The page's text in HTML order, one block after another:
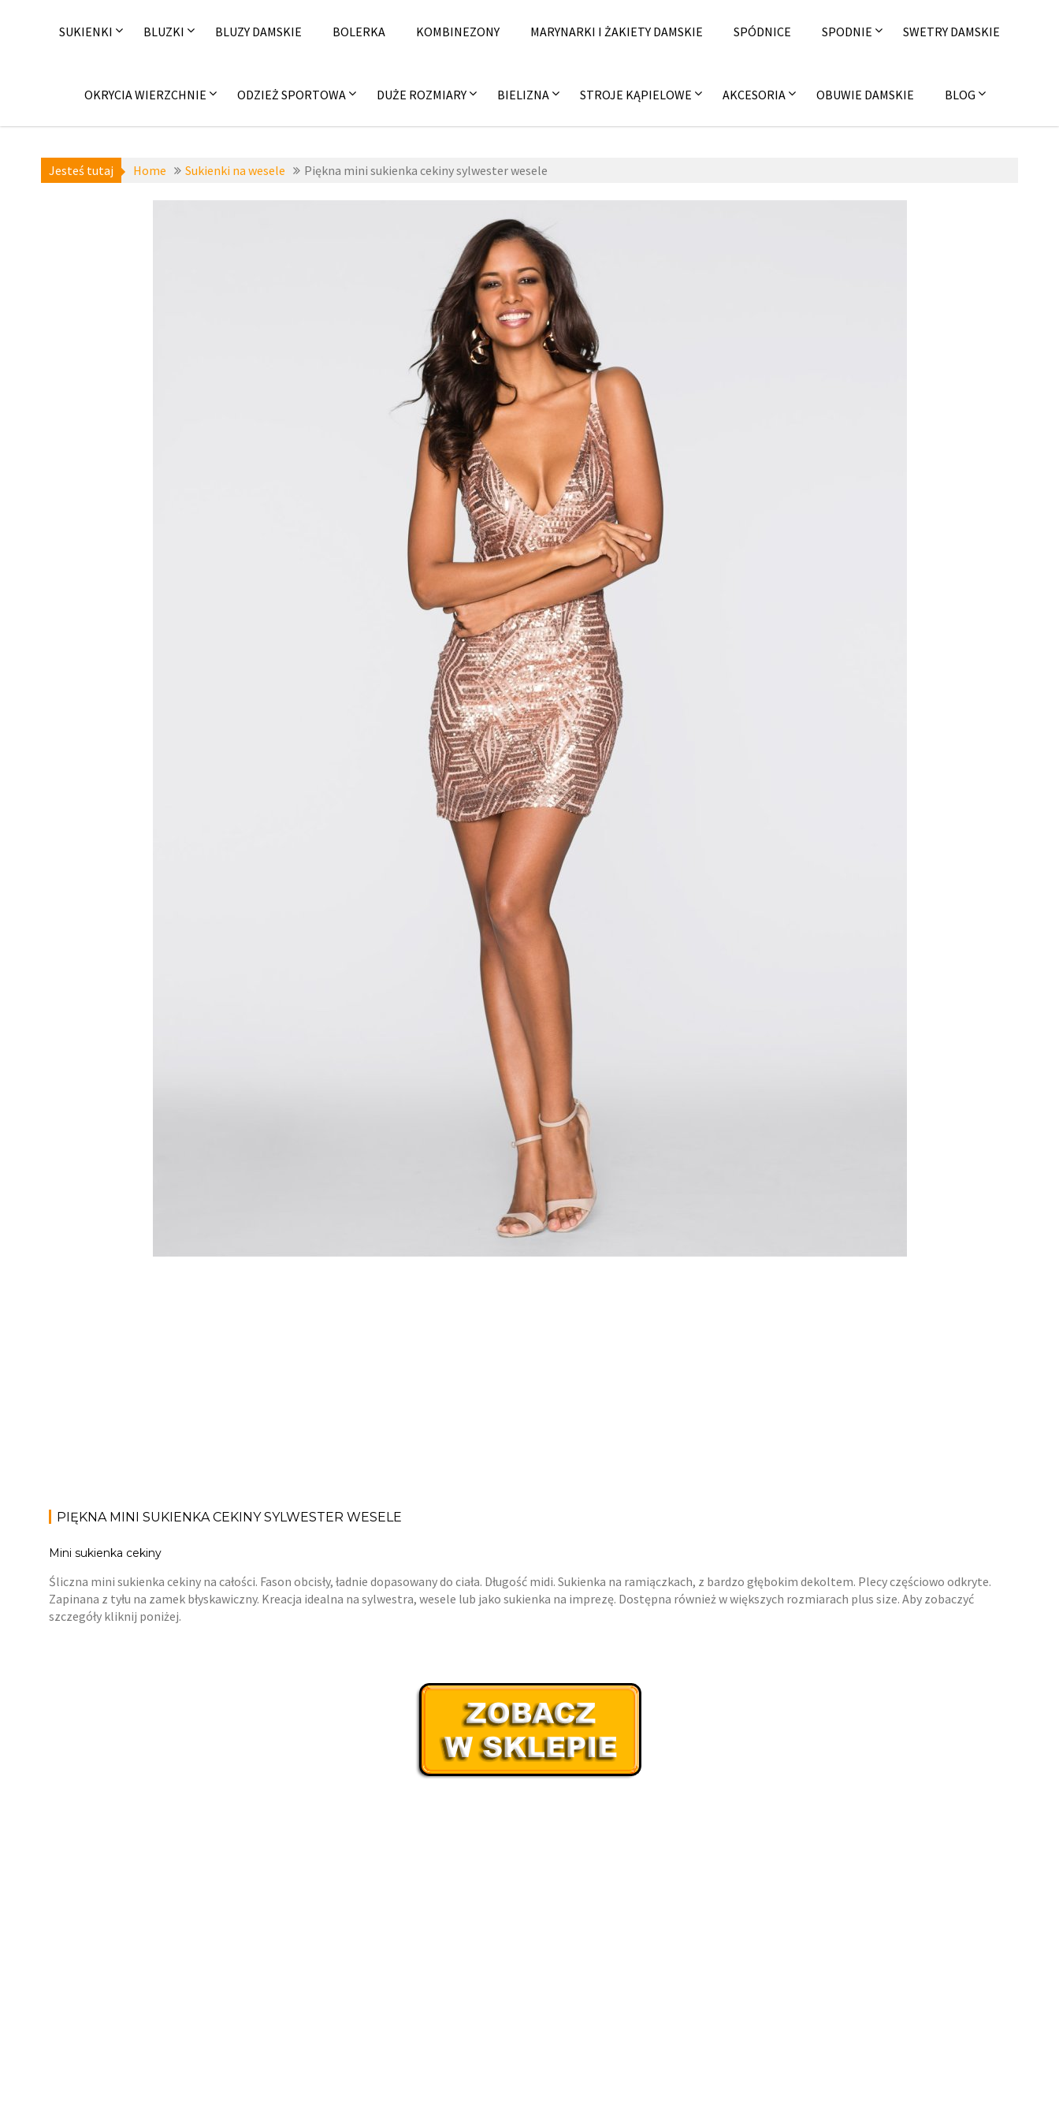
SUKIENKI BLUZKI BLUZY DAMSKIE BOLERKA KOMBINEZONY MARYNARKI I ŻAKIETY DAMSKIE SPÓDNICE SPODNIE SWETRY DAMSKIE
OKRYCIA WIERZCHNIE ODZIEŻ SPORTOWA DUŻE ROZMIARY BIELIZNA STROJE KĄPIELOWE AKCESORIA OBUWIE DAMSKIE BLOG
Jesteś tutaj Home Sukienki na wesele Piękna mini sukienka cekiny sylwester wesele
PIĘKNA MINI SUKIENKA CEKINY SYLWESTER WESELE
Mini sukienka cekiny
Śliczna mini sukienka cekiny na całości. Fason obcisły, ładnie dopasowany do ciała. Długość midi. Sukienka na ramiączkach, z bardzo głębokim dekoltem. Plecy częściowo odkryte.
Zapinana z tyłu na zamek błyskawiczny. Kreacja idealna na sylwestra, wesele lub jako sukienka na imprezę. Dostępna również w większych rozmiarach plus size. Aby zobaczyć
szczegóły kliknij poniżej.